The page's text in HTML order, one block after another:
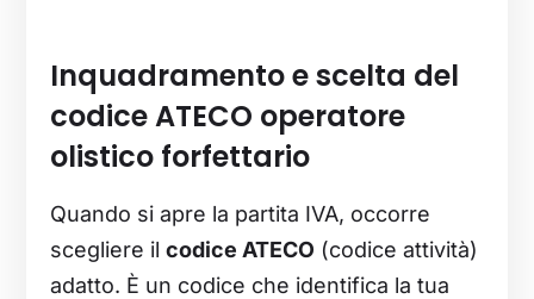
Inquadramento e scelta del
codice ATECO operatore
olistico forfettario
Quando si apre la partita IVA, occorre
scegliere ilcodice ATECO (codice attività)
adatto. È un codice che identifica la tua